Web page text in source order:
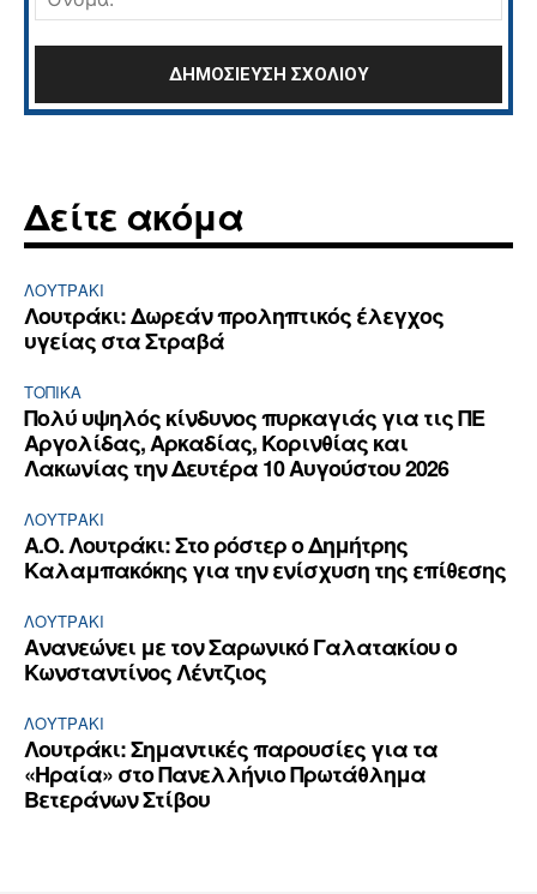
Δείτε ακόμα
ΛΟΥΤΡΆΚΙ
Λουτράκι: Δωρεάν προληπτικός έλεγχος
υγείας στα Στραβά
ΤΟΠΙΚΑ
Πολύ υψηλός κίνδυνος πυρκαγιάς για τις ΠΕ
Αργολίδας, Αρκαδίας, Κορινθίας και
Λακωνίας την Δευτέρα 10 Αυγούστου 2026
ΛΟΥΤΡΆΚΙ
Α.Ο. Λουτράκι: Στο ρόστερ ο Δημήτρης
Καλαμπακόκης για την ενίσχυση της επίθεσης
ΛΟΥΤΡΆΚΙ
Ανανεώνει με τον Σαρωνικό Γαλατακίου ο
Κωνσταντίνος Λέντζιος
ΛΟΥΤΡΆΚΙ
Λουτράκι: Σημαντικές παρουσίες για τα
«Ηραία» στο Πανελλήνιο Πρωτάθλημα
Βετεράνων Στίβου